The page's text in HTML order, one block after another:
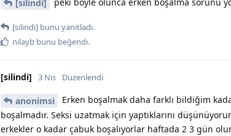
[silindi]
[silindi] bunu yanıtladı.
nilayb bunu beğendi.
[silindi] 3 Nis Düzenlendi
anonimsi
Erken boşalmak daha farklı bildiğim
boşalmadır. Seksi uzatmak için yaptıklarını
erkekler o kadar çabuk boşalıyorlar haftada 2 3 gün